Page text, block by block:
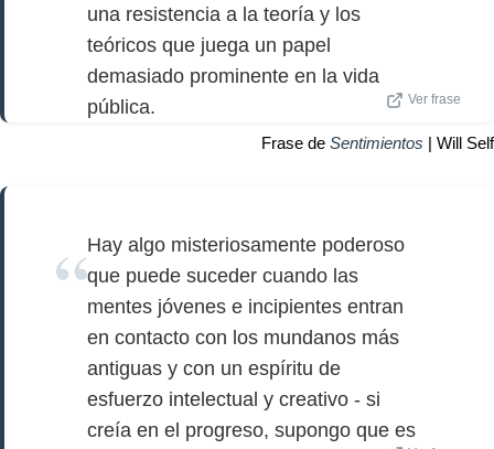
una resistencia a la teoría y los
teóricos que juega un papel
demasiado prominente en la vida
pública.
Ver frase
Frase de Sentimientos | Will Self
Hay algo misteriosamente poderoso
que puede suceder cuando las
mentes jóvenes e incipientes entran
en contacto con los mundanos más
antiguas y con un espíritu de
esfuerzo intelectual y creativo - si
creía en el progreso, supongo que es